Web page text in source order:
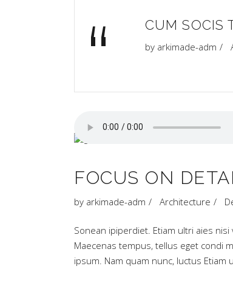
“ CUM SOCIS
by arkimade-adm
FOCUS ON
by arkimade-adm Architecture
Sonean ipiperdiet. Etiam ultri aies
Maecenas tempus, tellus eget condi
ipsum. Nam quam nunc, luctus